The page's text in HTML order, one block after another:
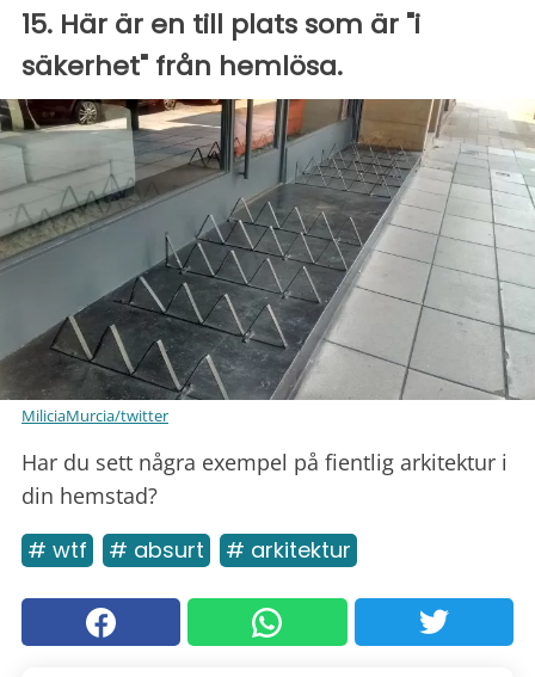
15. Här är en till plats som är "i
säkerhet" från hemlösa.
MiliciaMurcia/twitter
Har du sett några exempel på fientlig arkitektur i
din hemstad?
# wtf # absurt # arkitektur